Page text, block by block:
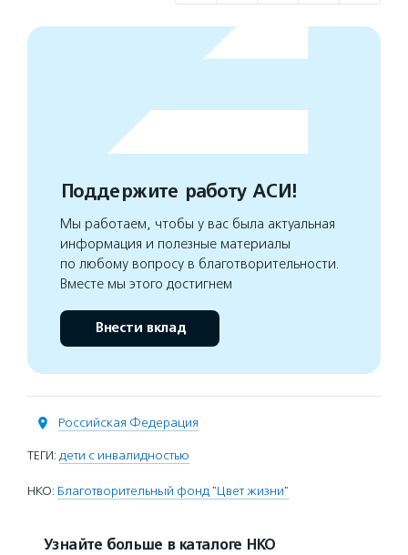
Поддержите работу АСИ!
Мы работаем, чтобы у вас была актуальная
информация и полезные материалы
по любому вопросу в благотворительности.
Вместе мы этого достигнем
Внести вклад
Российская Федерация
ТЕГИ: дети с инвалидностью
НКО: Благотворительный фонд "Цвет жизни"
Узнайте больше в каталоге НКО